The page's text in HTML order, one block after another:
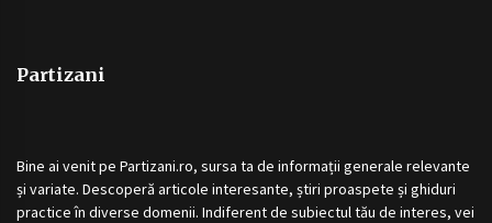
Partizani
Bine ai venit pe Partizani.ro, sursa ta de informații generale relevante
și variate. Descoperă articole interesante, știri proaspete și ghiduri
practice în diverse domenii. Indiferent de subiectul tău de interes, vei